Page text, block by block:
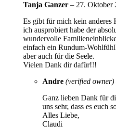
Tanja Ganzer – 27. Oktober
Es gibt für mich kein anderes
ich ausprobiert habe der
wundervolle
einfach ein Rundum-
aber auch für die Seele.
Vielen Dank dir dafür!!!
Andre (verified owner)
Ganz lieben Dank für
uns sehr, dass es euch
Alles Liebe,
Claudi